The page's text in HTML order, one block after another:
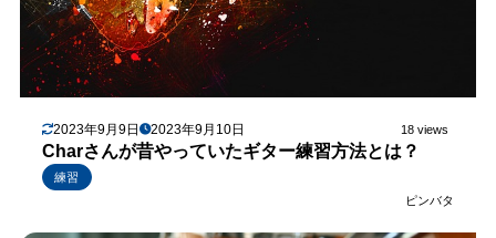
2023年9月9日 2023年9月10日 18 views
Charさんが昔やっていたギター練習方法とは？
練習
ピンバタ